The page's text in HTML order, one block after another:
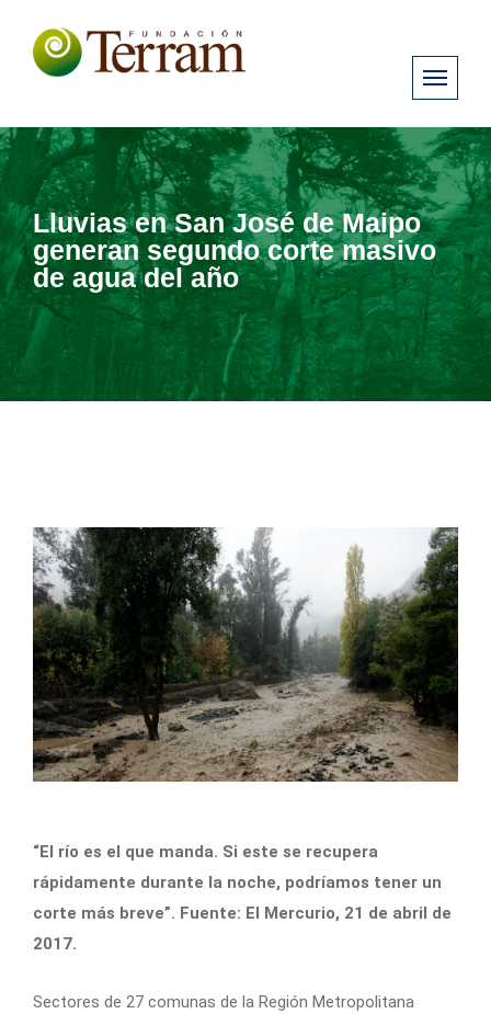
Lluvias en San José de Maipo
generan segundo corte masivo
de agua del año
“El río es el que manda. Si este se recupera
rápidamente durante la noche, podríamos tener un
corte más breve”. Fuente: El Mercurio, 21 de abril de
2017.
Sectores de 27 comunas de la Región Metropolitana